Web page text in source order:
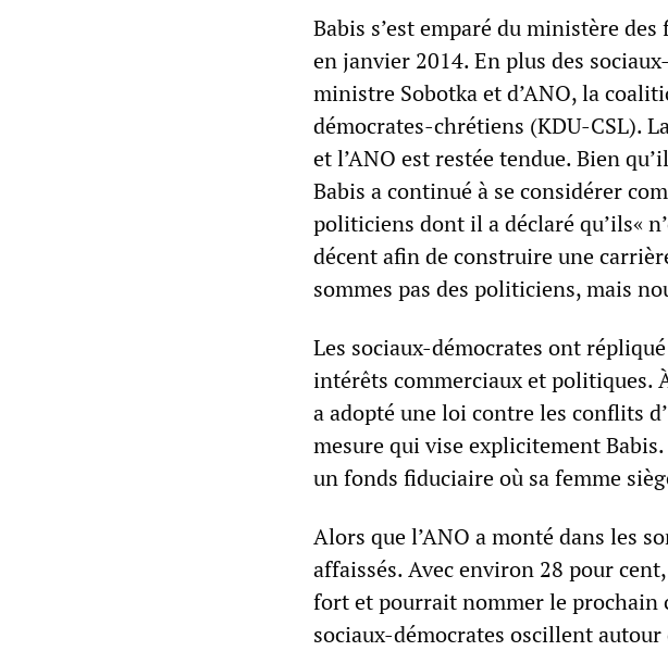
Babis s’est emparé du ministère
en janvier 2014. En plus des
ministre Sobotka et d’ANO, la
démocrates-chrétiens (KDU-CSL).
et l’ANO est restée tendue. Bien
Babis a continué à se considérer
politiciens dont il a déclaré qu’ils«
décent afin de construire une
sommes pas des politiciens, mais
Les sociaux-démocrates ont
intérêts commerciaux et politiques.
a adopté une loi contre les conflits
mesure qui vise explicitement
un fonds fiduciaire où sa femme
Alors que l’ANO a monté dans les
affaissés. Avec environ 28 pour
fort et pourrait nommer le prochain
sociaux-démocrates oscillent